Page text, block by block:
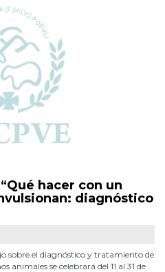
hacer con un
diagnóstico
sobre el diagnóstico y tratamiento de
animales se celebrará del 11 al 31 de